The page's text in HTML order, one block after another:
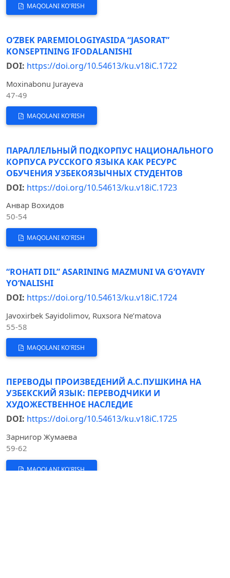
MAQOLANI KO'RISH
O‘ZBEK PAREMIOLOGIYASIDA “JASORAT”
KONSEPTINING IFODALANISHI
DOI: https://doi.org/10.54613/ku.v18iC.1722
Moxinabonu Jurayeva
47-49
MAQOLANI KO'RISH
ПАРАЛЛЕЛЬНЫЙ ПОДКОРПУС НАЦИОНАЛЬНОГО
КОРПУСА РУССКОГО ЯЗЫКА КАК РЕСУРС
ОБУЧЕНИЯ УЗБЕКОЯЗЫЧНЫХ СТУДЕНТОВ
DOI: https://doi.org/10.54613/ku.v18iC.1723
Анвар Вохидов
50-54
MAQOLANI KO'RISH
“ROHATI DIL” ASARINING MAZMUNI VA G‘OYAVIY
YO‘NALISHI
DOI: https://doi.org/10.54613/ku.v18iC.1724
Javoxirbek Sayidolimov, Ruxsora Ne’matova
55-58
MAQOLANI KO'RISH
ПЕРЕВОДЫ ПРОИЗВЕДЕНИЙ А.С.ПУШКИНА НА
УЗБЕКСКИЙ ЯЗЫК: ПЕРЕВОДЧИКИ И
ХУДОЖЕСТВЕННОЕ НАСЛЕДИЕ
DOI: https://doi.org/10.54613/ku.v18iC.1725
Зарнигор Жумаева
59-62
MAQOLANI KO'RISH